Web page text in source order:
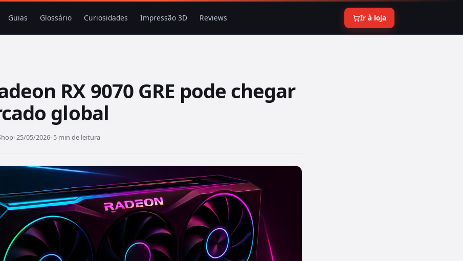
Guias Glossário Curiosidades Impressão 3D Reviews Ir à loja
RX 9070 GRE pode chegar
global
· 25/05/2026· 5 min de leitura